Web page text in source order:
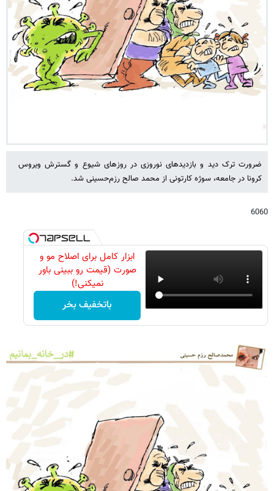
ضرورت ترک دید و بازدیدهای نوروزی در روزهای شیوع و گسترش ویروس
کرونا در جامعه، سوژه کارتونی از محمد صالح رزم‌حسینی شد.
6060
ابزار کامل برای اصلاح مو و
صورت (قیمت رو ببینی باور
نمیکنی!)
باتخفیف بخر